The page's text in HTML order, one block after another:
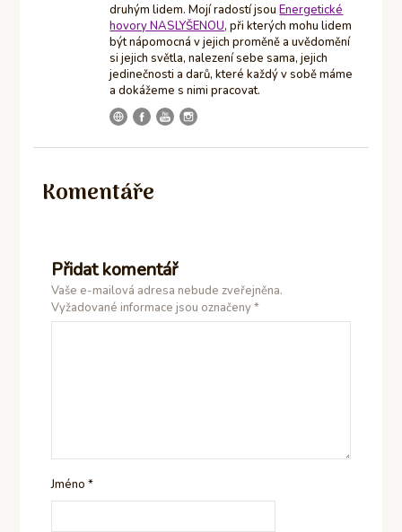
druhým lidem. Mojí radostí jsouEnergetické
hovory NASLYŠENOU, při kterých mohu lidem
být nápomocná v jejich proměně a uvědomění
si jejich světla, nalezení sebe sama, jejich
jedinečnosti a darů, které každý v sobě máme
a dokážeme s nimi pracovat.
Komentáře
Přidat komentář
Vaše e-mailová adresa nebude zveřejněna.
Vyžadované informace jsou označeny*
Jméno*